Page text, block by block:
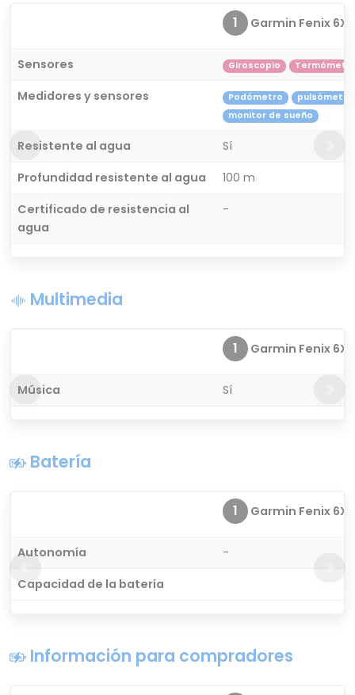
1 Garmin Fenix 6X
Sensores Giroscopio
Medidores y sensores Podómetro
pulsómetro
monitor de sueño
Resistente al agua
Sí
Profundidad resistente al agua
100 m
Certificado de resistencia al
agua
-
Multimedia
1 Garmin Fenix 6X
Música Sí
Batería
1 Garmin Fenix 6X
Autonomía
-
Capacidad de la batería
Información para compradores